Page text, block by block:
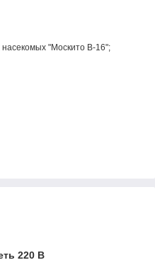
насекомых "Москито В-16";
220 В